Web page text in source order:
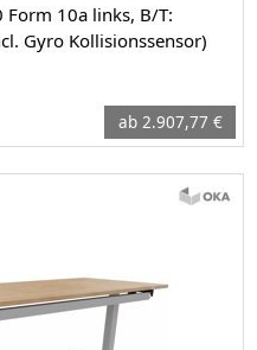
Form 10a links, B/T:
Gyro Kollisionssensor)
ab 2.907,77 €